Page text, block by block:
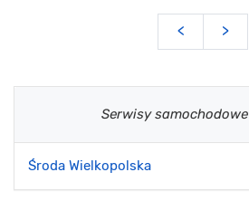
< >
Serwisy samochodowe
Środa Wielkopolska